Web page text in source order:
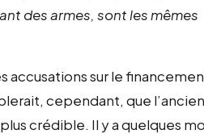
des armes, sont les mêmes
sur le
cependant, que l’ancien
crédible. Il y a quelques